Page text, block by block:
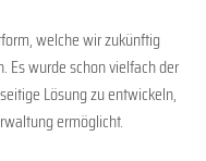
welche wir zukünftig
Es wurde schon vielfach der
Lösung zu entwickeln,
ermöglicht.